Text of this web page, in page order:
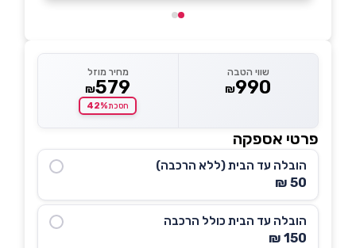
שווי הטבה
₪990
מחיר מוזל
₪579
חסכת42%
פרטי אספקה
הובלה עד הבית (ללא הרכבה)
50 ₪
הובלה עד הבית כולל הרכבה
150 ₪